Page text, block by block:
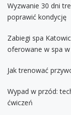
Wyzwanie 30 dni
poprawić kondycję
Zabiegi spa
oferowane w spa
Jak trenować
Wypad w przód:
ćwiczeń